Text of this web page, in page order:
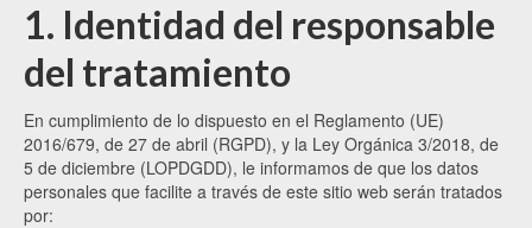
1. Identidad del responsable
del tratamiento
En cumplimiento de lo dispuesto en el Reglamento (UE)
2016/679, de 27 de abril (RGPD), y la Ley Orgánica 3/2018, de
5 de diciembre (LOPDGDD), le informamos de que los datos
personales que facilite a través de este sitio web serán tratados
por: